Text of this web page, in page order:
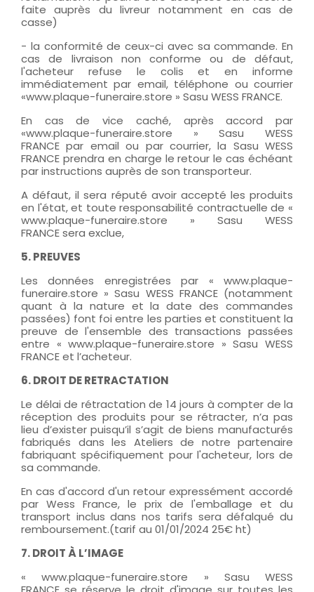
faite auprès du livreur notamment en cas de
casse)
- la conformité de ceux-ci avec sa commande. En
cas de livraison non conforme ou de défaut,
l'acheteur refuse le colis et en informe
immédiatement par email, téléphone ou courrier
«www.plaque-funeraire.store » Sasu WESS FRANCE.
En cas de vice caché, après accord par
«www.plaque-funeraire.store » Sasu WESS
FRANCE par email ou par courrier, la Sasu WESS
FRANCE prendra en charge le retour le cas échéant
par instructions auprès de son transporteur.
A défaut, il sera réputé avoir accepté les produits
en l'état, et toute responsabilité contractuelle de «
www.plaque-funeraire.store » Sasu WESS
FRANCE sera exclue,
5. PREUVES
Les données enregistrées par « www.plaque-
funeraire.store » Sasu WESS FRANCE (notamment
quant à la nature et la date des commandes
passées) font foi entre les parties et constituent la
preuve de l'ensemble des transactions passées
entre « www.plaque-funeraire.store » Sasu WESS
FRANCE et l’acheteur.
6. DROIT DE RETRACTATION
Le délai de rétractation de 14 jours à compter de la
réception des produits pour se rétracter, n’a pas
lieu d’exister puisqu’il s’agit de biens manufacturés
fabriqués dans les Ateliers de notre partenaire
fabriquant spécifiquement pour l'acheteur, lors de
sa commande.
En cas d'accord d'un retour expressément accordé
par Wess France, le prix de l'emballage et du
transport inclus dans nos tarifs sera défalqué du
remboursement.(tarif au 01/01/2024 25€ ht)
7. DROIT À L’IMAGE
« www.plaque-funeraire.store » Sasu WESS